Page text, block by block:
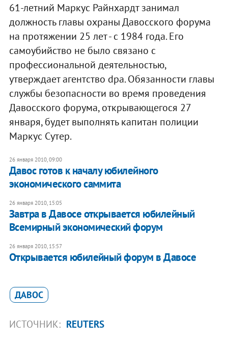
61-летний Маркус Райнхардт занимал
должность главы охраны Давосского форума
на протяжении 25 лет - с 1984 года. Его
самоубийство не было связано с
профессиональной деятельностью,
утверждает агентство dpa. Обязанности главы
службы безопасности во время проведения
Давосского форума, открывающегося 27
января, будет выполнять капитан полиции
Маркус Сутер.
26 января 2010, 09:00
Давос готов к началу юбилейного
экономического саммита
26 января 2010, 15:05
Завтра в Давосе открывается юбилейный
Всемирный экономический форум
26 января 2010, 15:57
Открывается юбилейный форум в Давосе
ДАВОС
ИСТОЧНИК: REUTERS